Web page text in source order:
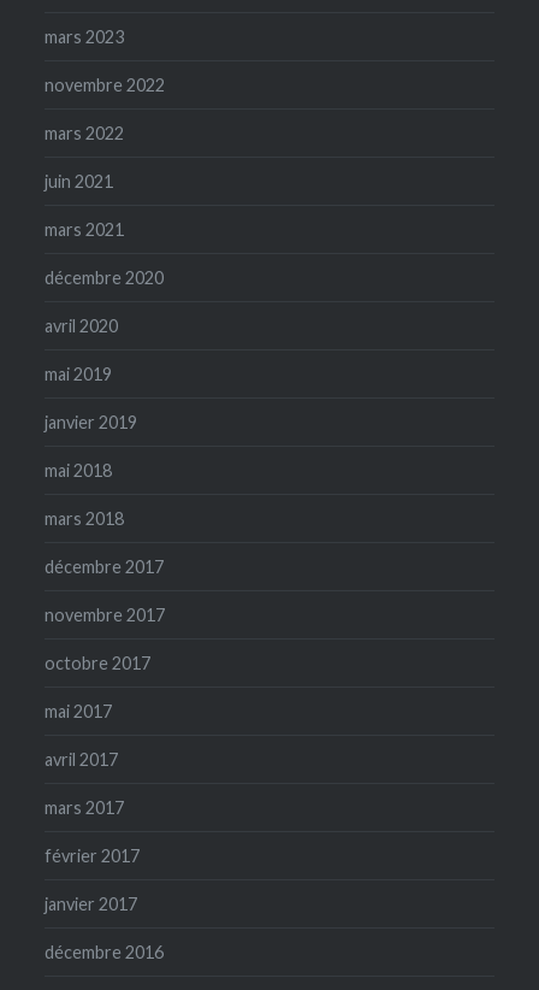
mars 2023
novembre 2022
mars 2022
juin 2021
mars 2021
décembre 2020
avril 2020
mai 2019
janvier 2019
mai 2018
mars 2018
décembre 2017
novembre 2017
octobre 2017
mai 2017
avril 2017
mars 2017
février 2017
janvier 2017
décembre 2016